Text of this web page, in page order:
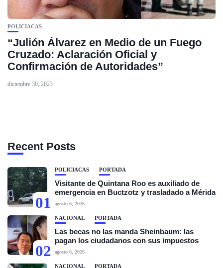
POLICIACAS
“Julión Álvarez en Medio de un Fuego
Cruzado: Aclaración Oficial y
Confirmación de Autoridades”
diciembre 30, 2023
Recent Posts
01
POLICIACAS PORTADA
Visitante de Quintana Roo es auxiliado de
emergencia en Buctzotz y trasladado a Mérida
agosto 6, 2026
02
NACIONAL PORTADA
Las becas no las manda Sheinbaum: las
pagan los ciudadanos con sus impuestos
agosto 6, 2026
NACIONAL PORTADA